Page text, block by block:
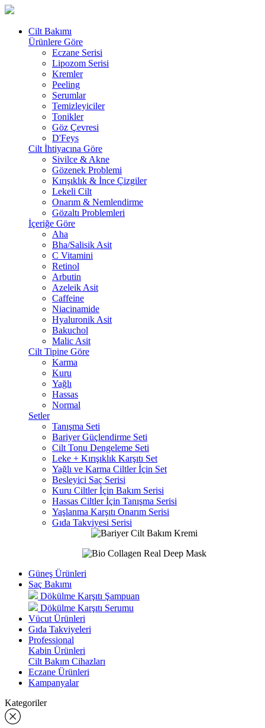
Cilt Bakımı
Ürünlere Göre
Eczane Serisi
Lipozom Serisi
Kremler
Peeling
Serumlar
Temizleyiciler
Tonikler
Göz Çevresi
D'Feys
Cilt İhtiyacına Göre
Sivilce & Akne
Gözenek Problemi
Kırışıklık & İnce Çizgiler
Lekeli Cilt
Onarım & Nemlendirme
Gözaltı Problemleri
İçeriğe Göre
Aha
Bha/Salisik Asit
C Vitamini
Retinol
Arbutin
Azeleik Asit
Caffeine
Niacinamide
Hyaluronik Asit
Bakuchol
Malic Asit
Cilt Tipine Göre
Karma
Kuru
Yağlı
Hassas
Normal
Setler
Tanışma Seti
Bariyer Güçlendirme Seti
Cilt Tonu Dengeleme Seti
Leke + Kırışıklık Karşıtı Set
Yağlı ve Karma Ciltler İçin Set
Besleyici Saç Serisi
Kuru Ciltler İçin Bakım Serisi
Hassas Ciltler İçin Tanışma Serisi
Yaşlanma Karşıtı Onarım Serisi
Gıda Takviyesi Serisi
Güneş Ürünleri
Saç Bakımı
Dökülme Karşıtı Şampuan
Dökülme Karşıtı Serumu
Vücut Ürünleri
Gıda Takviyeleri
Professional
Kabin Ürünleri
Cilt Bakım Cihazları
Eczane Ürünleri
Kampanyalar
Kategoriler